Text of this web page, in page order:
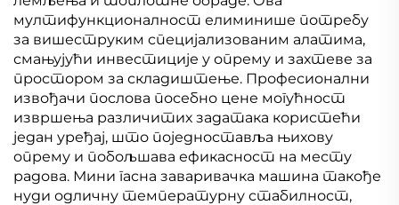
мултифункционалност елиминише потребу
за вишеструким специјализованим алатима,
смањујући инвестиције у опрему и захтеве за
простором за складиштење. Професионални
извођачи послова посебно цене могућност
извршења различитих задатака користећи
један уређај, што поједноставља њихову
опрему и побољшава ефикасност на месту
радова. Мини гасна заваривачка машина такође
нуди одличну температурну стабилност,